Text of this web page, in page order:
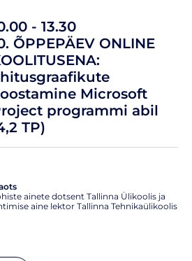
- 13.30
ÕPPEPÄEV ONLINE
Microsoft
programmi abil
TP)
ainete dotsent Tallinna Ülikoolis ja
aine lektor Tallinna Tehnikaülikoolis